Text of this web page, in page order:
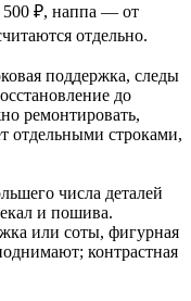
500 ₽, наппа — от
отдельно.
поддержка, следы
до
ремонтировать,
отдельными строками,
числа деталей
и пошива.
или соты, фигурная
контрастная